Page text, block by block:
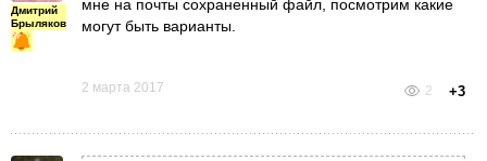
Дмитрий
Брыляков
мне на почты сохраненный файл, посмотрим какие
могут быть варианты.
2 марта 2017 2 +3